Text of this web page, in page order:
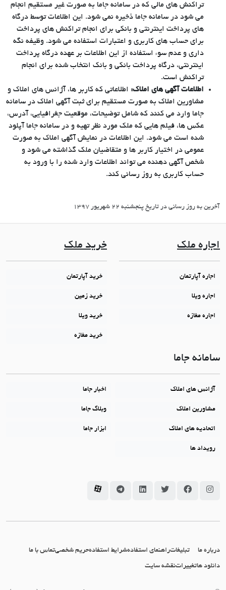
تراکنش های مالی که در سامانه جاما به صورت غیر مستقیم انجام
می شود در سامانه جاما ذخیره نمی شود. این اطلاعات توسط درگاه
های پرداخت اینترنتی و بانکی برای انجام تراکنش های پرداخت
برای حساب های کاربری و اعتبارات استفاده می شود. وظیفه نگه
داری و عدم سوء استفاده از این اطلاعات بر عهده درگاه پرداخت
اینترنتی، درگاه پرداخت بانکی و بانک انتخاب شده برای انجام
تراکنش است.
اطلاعات آگهی های املاک: اطلاعاتی که کاربر ها، آژانس های املاک و
مشاورین املاک به صورت مستقیم برای ثبت آگهی املاک در سامانه
جاما وارد می کنند که شامل توضیحات، موقعیت جغرافیایی، آدرس،
عکس ها، فیلم هایی که ملک مورد نظر تهیه و در سامانه جاما آپلود
شده است می شود. این اطلاعات در نمایش آگهی املاک به صورت
عمومی در اختیار کاربر ها و متقاضیان ملک گذاشته می شود و
شخص آگهی دهنده می تواند اطلاعات وارد شده را با ورود به
حساب کاربری به روز رسانی کند.
آخرین به روز رسانی در تاریخ پنجشنبه 22 شهریور 1397
اجاره ملک
اجاره آپارتمان
اجاره ویلا
اجاره مغازه
خرید ملک
خرید آپارتمان
خرید زمین
خرید ویلا
خرید مغازه
سامانه جاما
آژانس های املاک اخبار جاما
مشاورین املاک وبلاگ جاما
اتحادیه های املاک ابزار جاما
رویداد ها
سامانه جاما در اینستاگرام
سامانه جاما در فیسبوک
سامانه جاما در توئیتر
سامانه جاما در لینکداین
سامانه جاما در تلگرام
سامانه جاما در آپارات
درباره ما تبلیغاتراهنمای استفادهشرایط استفادهحریم شخصیتماس با ما
دانلود هاتغییراتنقشه سایت